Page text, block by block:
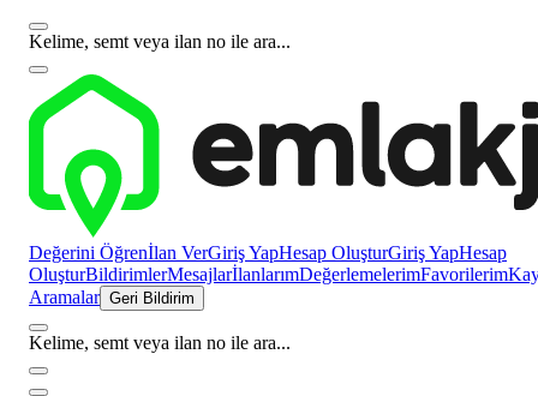
Kelime, semt veya ilan no ile ara...
Değerini Öğrenİlan VerGiriş YapHesap OluşturGiriş YapHesap
OluşturBildirimlerMesajlarİlanlarımDeğerlemelerimFavorilerim
Aramalar Geri Bildirim
Kelime, semt veya ilan no ile ara...